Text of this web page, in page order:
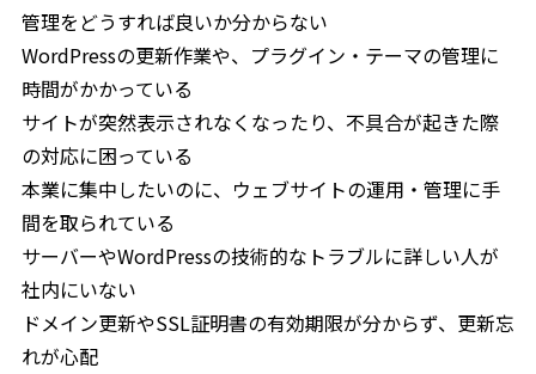
管理をどうすれば良いか分からない
WordPressの更新作業や、プラグイン・テーマの管理に
時間がかかっている
サイトが突然表示されなくなったり、不具合が起きた際
の対応に困っている
本業に集中したいのに、ウェブサイトの運用・管理に手
間を取られている
サーバーやWordPressの技術的なトラブルに詳しい人が
社内にいない
ドメイン更新やSSL証明書の有効期限が分からず、更新忘
れが心配